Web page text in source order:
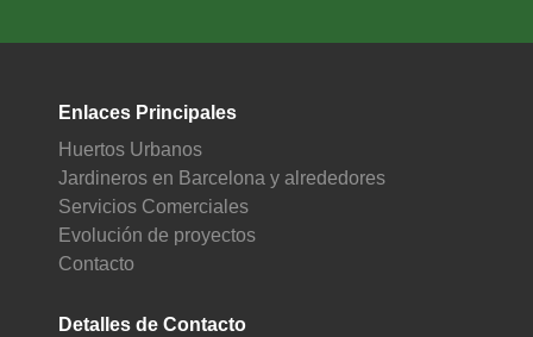
Enlaces Principales
Huertos Urbanos
Jardineros en Barcelona y alrededores
Servicios Comerciales
Evolución de proyectos
Contacto
Detalles de Contacto